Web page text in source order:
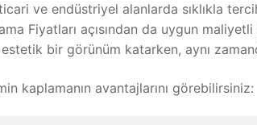
ve endüstriyel alanlarda sıklıkla
Fiyatları açısından da uygun
bir görünüm katarken, aynı
kaplamanın avantajlarını görebilirsiniz: